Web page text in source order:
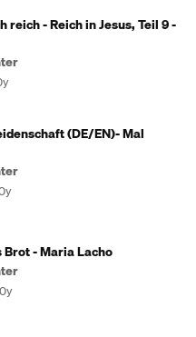
reich - Reich in Jesus, Teil 9 -
(DE/EN)- Mal
- Maria Lacho